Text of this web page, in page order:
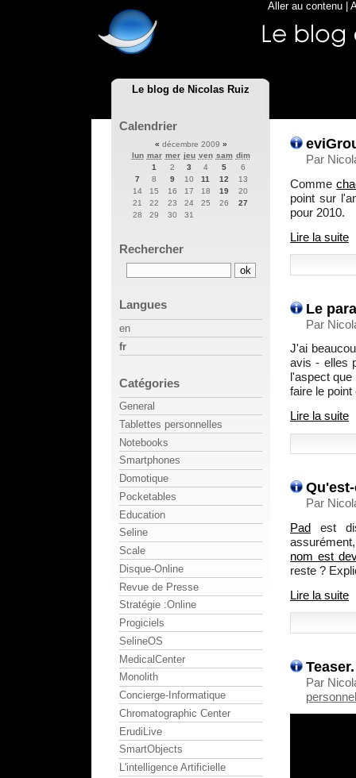
Le blog de Nicolas Ruiz
Aller au contenu
Par
Comme
point sur
pour 2010.
Lire la suite
Le
Par
J'ai
avis - elles
l'aspect
faire le
Lire la suite
Par
Pad est
nom est
reste ?
Lire la suite
Teaser.
Par
Calendrier
« décembre 2009 »
lun mar mer jeu ven sam dim
1
2 3 4 5
6
7
8 9 10 11 12
13
14
15 16 17 18 19
20
21
22 23 24 25 26
27
28
29 30 31
Rechercher
Langues
en
fr
Catégories
General
Tablettes personnelles
Notebooks
Smartphones
Domotique
Pocketables
Education
Seline
Scale
Disque-Online
Revue de Presse
Stratégie :Online
Progiciels
SelineOS
MedicalCenter
Monolith
Concierge-Informatique
Chromatographic Center
ErudiLive
SmartObjects
L'intelligence Artificielle